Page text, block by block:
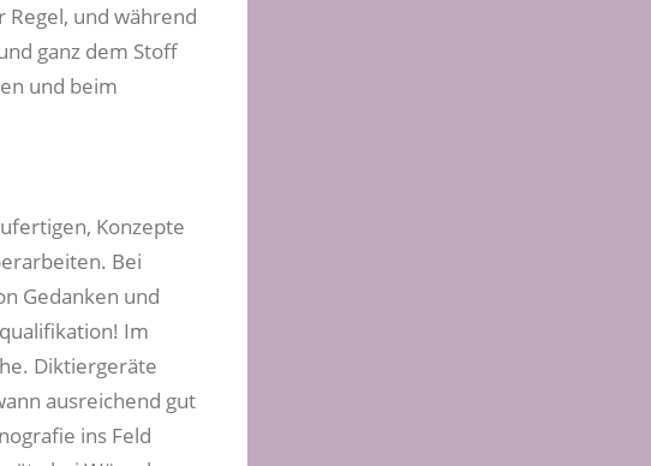
und während
ganz dem Stoff
und beim
Konzepte
Bei
Gedanken und
Im
Diktiergeräte
ausreichend gut
ins Feld